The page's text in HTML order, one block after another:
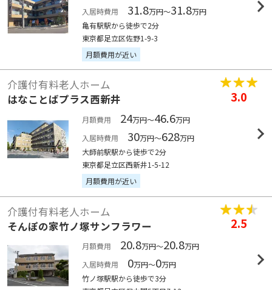
入居時費用
31.8万円～31.8万円
亀有駅駅から徒歩で2分
東京都足立区佐野1-9-3
月額費用が近い
介護付有料老人ホーム
はなことばプラス西新井
3.0
月額費用 24万円～46.6万円
入居時費用
30万円～628万円
大師前駅駅から徒歩で2分
東京都足立区西新井1-5-12
月額費用が近い
介護付有料老人ホーム
そんぽの家竹ノ塚サンフラワー
2.5
月額費用 20.8万円～20.8万円
入居時費用
0万円～0万円
竹ノ塚駅駅から徒歩で3分